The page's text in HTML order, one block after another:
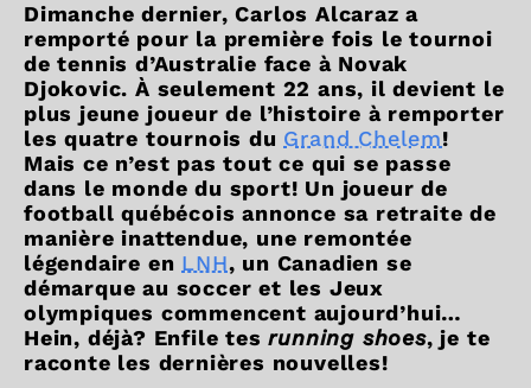
Dimanche dernier, Carlos Alcaraz a
remporté pour la première fois le tournoi
de tennis d’Australie face à Novak
Djokovic. À seulement 22 ans, il devient le
plus jeune joueur de l’histoire à remporter
les quatre tournois du Grand Chelem!
Mais ce n’est pas tout ce qui se passe
dans le monde du sport! Un joueur de
football québécois annonce sa retraite de
manière inattendue, une remontée
légendaire en LNH, un Canadien se
démarque au soccer et les Jeux
olympiques commencent aujourd’hui…
Hein, déjà? Enfile tesrunning shoes, je te
raconte les dernières nouvelles!